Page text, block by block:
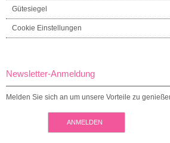
Gütesiegel
Cookie Einstellungen
Newsletter-Anmeldung
Melden Sie sich an um unsere Vorteile zu
ANMELDEN